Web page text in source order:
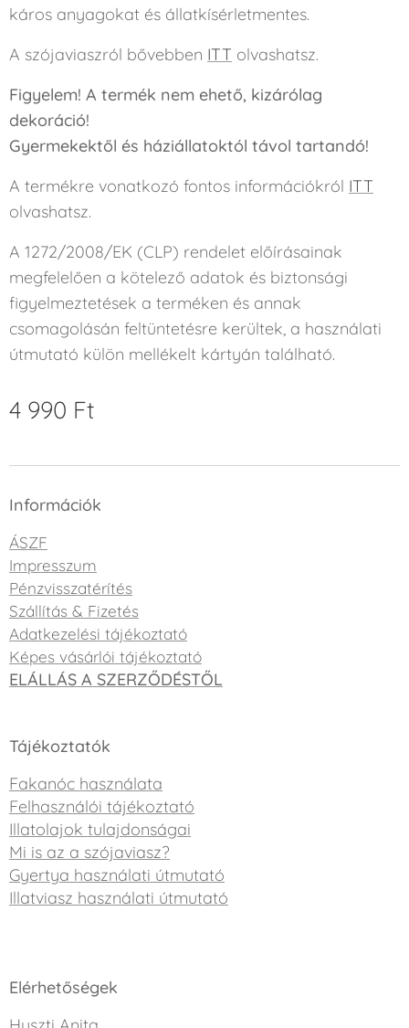
káros anyagokat és állatkísérletmentes.
A szójaviaszról bővebben ITT olvashatsz.
Figyelem! A termék nem ehető, kizárólag
dekoráció!
Gyermekektől és háziállatoktól távol tartandó!
A termékre vonatkozó fontos információkról ITT
olvashatsz.
A 1272/2008/EK (CLP) rendelet előírásainak
megfelelően a kötelező adatok és biztonsági
figyelmeztetések a terméken és annak
csomagolásán feltüntetésre kerültek, a használati
útmutató külön mellékelt kártyán található.
4 990 Ft
Információk
ÁSZF
Impresszum
Pénzvisszatérítés
Szállítás & Fizetés
Adatkezelési tájékoztató
Képes vásárlói tájékoztató
ELÁLLÁS A SZERZŐDÉSTŐL
Tájékoztatók
Fakanóc használata
Felhasználói tájékoztató
Illatolajok tulajdonságai
Mi is az a szójaviasz?
Gyertya használati útmutató
Illatviasz használati útmutató
Elérhetőségek